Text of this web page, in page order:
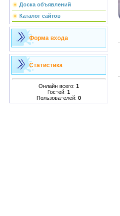
Доска объявлений
Каталог сайтов
Форма входа
Статистика
Онлайн всего: 1
Гостей: 1
Пользователей: 0